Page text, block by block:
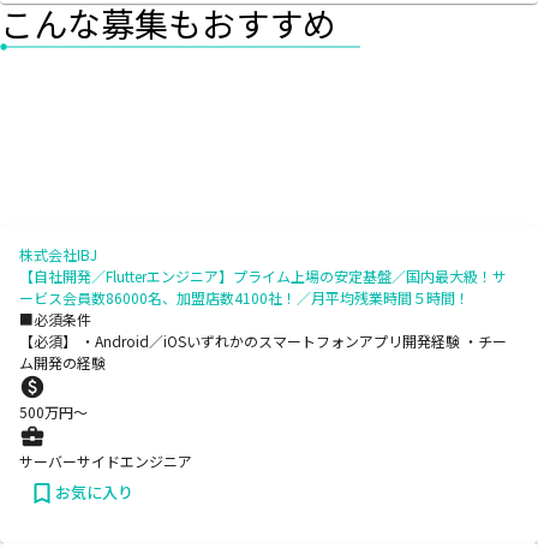
こんな募集もおすすめ
株式会社IBJ
【自社開発／Flutterエンジニア】プライム上場の安定基盤／国内最大級！サ
ービス会員数86000名、加盟店数4100社！／月平均残業時間５時間！
■必須条件
【必須】 ・Android／iOSいずれかのスマートフォンアプリ開発経験 ・チー
ム開発の経験
500万円〜
サーバーサイドエンジニア
お気に入り